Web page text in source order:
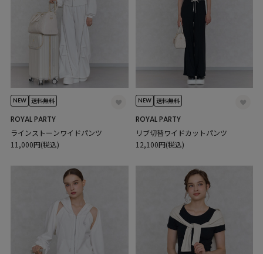
NEW 送料無料
ROYAL PARTY
ラインストーンワイドパンツ
11,000円(税込)
NEW 送料無料
ROYAL PARTY
リブ切替ワイドカットパンツ
12,100円(税込)